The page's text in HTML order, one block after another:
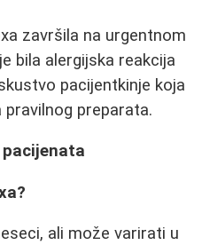
završila na urgentnom
bila alergijska reakcija
pacijentkinje koja
preparata.
ali može varirati u